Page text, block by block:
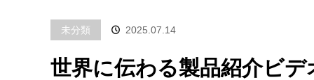
未分類 2025.07.14
世界に伝わる製品紹介ビデ